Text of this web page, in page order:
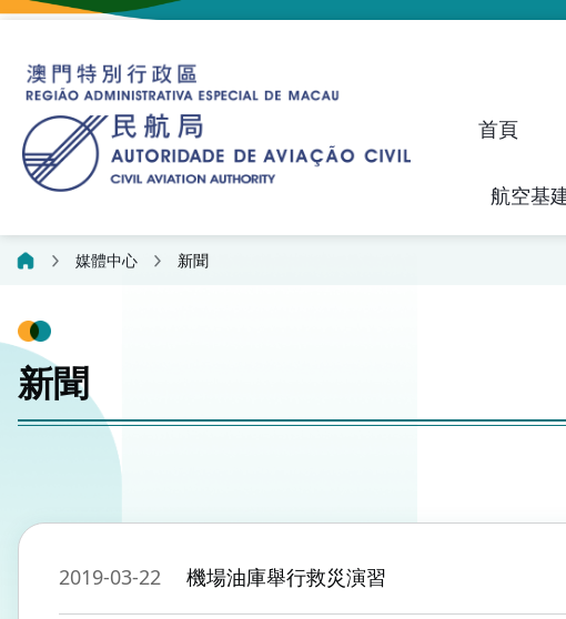
首頁
航空基
媒體中心 新聞
新聞
2019-03-22 機場油庫舉行救災演習